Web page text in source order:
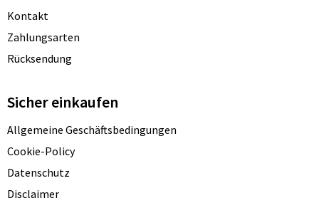
Kontakt
Zahlungsarten
Rücksendung
Sicher einkaufen
Allgemeine Geschäftsbedingungen
Cookie-Policy
Datenschutz
Disclaimer